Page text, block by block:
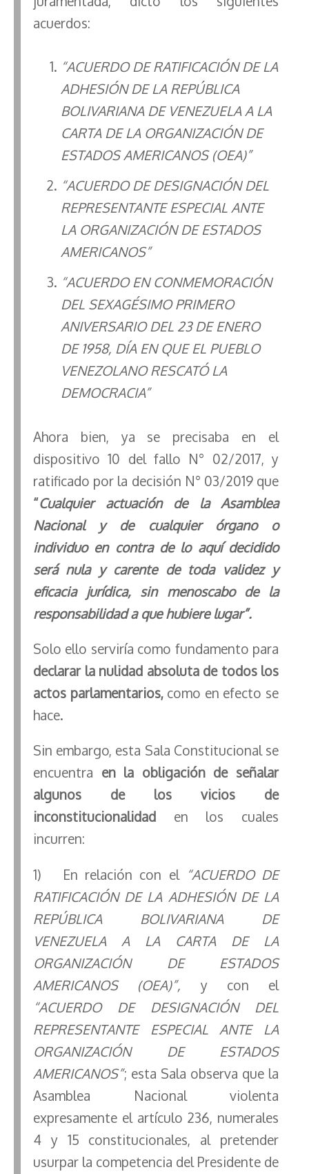
acuerdos:
“ACUERDO DE RATIFICACIÓN DE LA
ADHESIÓN DE LA REPÚBLICA
BOLIVARIANA DE VENEZUELA A LA
CARTA DE LA ORGANIZACIÓN DE
ESTADOS AMERICANOS (OEA)”
“ACUERDO DE DESIGNACIÓN DEL
REPRESENTANTE ESPECIAL ANTE
LA ORGANIZACIÓN DE ESTADOS
AMERICANOS”
“ACUERDO EN CONMEMORACIÓN
DEL SEXAGÉSIMO PRIMERO
ANIVERSARIO DEL 23 DE ENERO
DE 1958, DÍA EN QUE EL PUEBLO
VENEZOLANO RESCATÓ LA
DEMOCRACIA”
Ahora bien, ya se precisaba en el
dispositivo 10 del fallo N° 02/2017, y
ratificado por la decisión N° 03/2019 que
“Cualquier actuación de la Asamblea
Nacional y de cualquier órgano o
individuo en contra de lo aquí decidido
será nula y carente de toda validez y
eficacia jurídica, sin menoscabo de la
responsabilidad a que hubiere lugar”.
Solo ello serviría como fundamento para
declarar la nulidad absoluta de todos los
actos parlamentarios,como en efecto se
hace.
Sin embargo, esta Sala Constitucional se
encuentra en la obligación de señalar
algunos de los vicios de
inconstitucionalidad en los cuales
incurren:
1) En relación con el “ACUERDO DE
RATIFICACIÓN DE LA ADHESIÓN DE LA
REPÚBLICA BOLIVARIANA DE
VENEZUELA A LA CARTA DE LA
ORGANIZACIÓN DE ESTADOS
AMERICANOS (OEA)”, y con el
“ACUERDO DE DESIGNACIÓN DEL
REPRESENTANTE ESPECIAL ANTE LA
ORGANIZACIÓN DE ESTADOS
AMERICANOS”; esta Sala observa que la
Asamblea Nacional violenta
expresamente el artículo 236, numerales
4 y 15 constitucionales, al pretender
usurpar la competencia del Presidente de